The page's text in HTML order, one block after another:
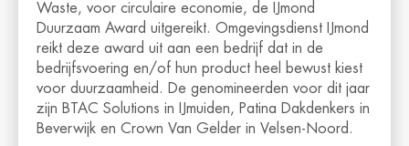
Waste, voor circulaire economie, de IJmond
Duurzaam Award uitgereikt. Omgevingsdienst IJmond
reikt deze award uit aan een bedrijf dat in de
bedrijfsvoering en/of hun product heel bewust kiest
voor duurzaamheid. De genomineerden voor dit jaar
zijn BTAC Solutions in IJmuiden, Patina Dakdenkers in
Beverwijk en Crown Van Gelder in Velsen-Noord.